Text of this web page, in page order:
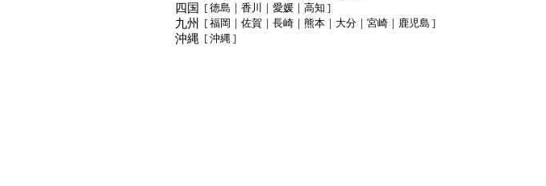
四国 [徳島 | 香川 | 愛媛 | 高知 ]
九州 [福岡 | 佐賀 | 長崎 | 熊本 | 大分 | 宮崎 | 鹿児島 ]
沖縄 [沖縄]